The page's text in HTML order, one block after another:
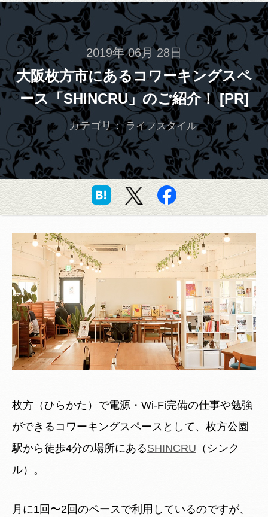
2019年 06月 28日
大阪枚方市にあるコワーキングスペ
ース「SHINCRU」のご紹介！ [PR]
カテゴリ： ライフスタイル
枚方（ひらかた）で電源・Wi-Fi完備の仕事や勉強
ができるコワーキングスペースとして、枚方公園
駅から徒歩4分の場所にあるSHINCRU （シンク
ル）。
月に1回〜2回のペースで利用しているのですが、